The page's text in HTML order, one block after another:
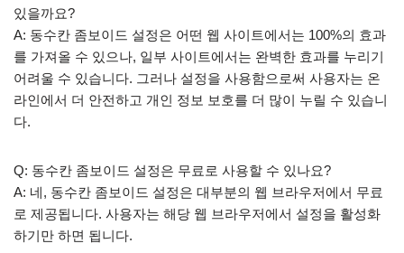
있을까요?
A: 동수칸 좀보이드 설정은 어떤 웹 사이트에서는 100%의 효과
를 가져올 수 있으나, 일부 사이트에서는 완벽한 효과를 누리기
어려울 수 있습니다. 그러나 설정을 사용함으로써 사용자는 온
라인에서 더 안전하고 개인 정보 보호를 더 많이 누릴 수 있습니
다.
Q: 동수칸 좀보이드 설정은 무료로 사용할 수 있나요?
A: 네, 동수칸 좀보이드 설정은 대부분의 웹 브라우저에서 무료
로 제공됩니다. 사용자는 해당 웹 브라우저에서 설정을 활성화
하기만 하면 됩니다.